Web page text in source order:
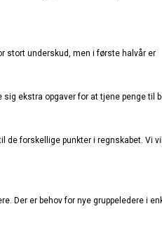
stort underskud, men i første halvår er
ekstra opgaver for at tjene penge til
de forskellige punkter i regnskabet. Vi
Der er behov for nye gruppeledere i